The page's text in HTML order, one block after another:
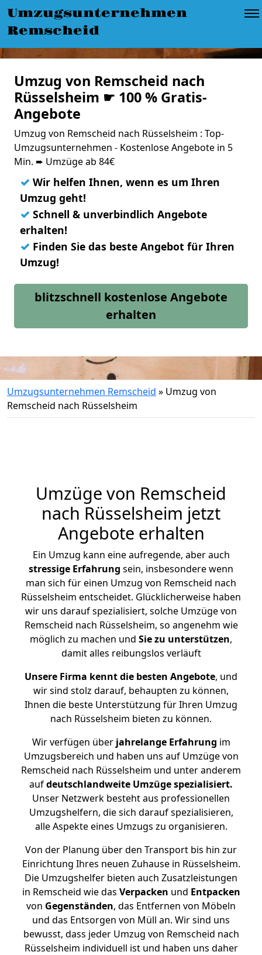
Umzugsunternehmen
Remscheid
Umzug von Remscheid nach
Rüsselsheim ☛ 100 % Gratis-
Angebote
Umzug von Remscheid nach Rüsselsheim : Top-
Umzugsunternehmen - Kostenlose Angebote in 5
Min. ➨ Umzüge ab 84€
✓ Wir helfen Ihnen, wenn es um Ihren
Umzug geht!
✓ Schnell & unverbindlich Angebote
erhalten!
✓ Finden Sie das beste Angebot für Ihren
Umzug!
blitzschnell kostenlose Angebote
erhalten
Umzugsunternehmen Remscheid » Umzug von
Remscheid nach Rüsselsheim
Umzüge von Remscheid
nach Rüsselsheim jetzt
Angebote erhalten
Ein Umzug kann eine aufregende, aber auch
stressige Erfahrung sein, insbesondere wenn
man sich für einen Umzug von Remscheid nach
Rüsselsheim entscheidet. Glücklicherweise haben
wir uns darauf spezialisiert, solche Umzüge von
Remscheid nach Rüsselsheim, so angenehm wie
möglich zu machen und Sie zu unterstützen,
damit alles reibungslos verläuft
Unsere Firma kennt die besten Angebote, und
wir sind stolz darauf, behaupten zu können,
Ihnen die beste Unterstützung für Ihren Umzug
nach Rüsselsheim bieten zu können.
Wir verfügen überjahrelange Erfahrung im
Umzugsbereich und haben uns auf Umzüge von
Remscheid nach Rüsselsheim und unter anderem
aufdeutschlandweite Umzüge spezialisiert.
Unser Netzwerk besteht aus professionellen
Umzugshelfern, die sich darauf spezialisieren,
alle Aspekte eines Umzugs zu organisieren.
Von der Planung über den Transport bis hin zur
Einrichtung Ihres neuen Zuhause in Rüsselsheim.
Die Umzugshelfer bieten auch Zusatzleistungen
in Remscheid wie das Verpacken und Entpacken
von Gegenständen, das Entfernen von Möbeln
und das Entsorgen von Müll an. Wir sind uns
bewusst, dass jeder Umzug von Remscheid nach
Rüsselsheim individuell ist und haben uns daher